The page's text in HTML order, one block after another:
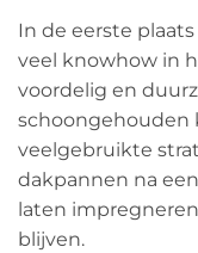
In de eerste
veel knowhow in
voordelig en
schoongehouden
veelgebruikte
dakpannen na
laten
blijven.